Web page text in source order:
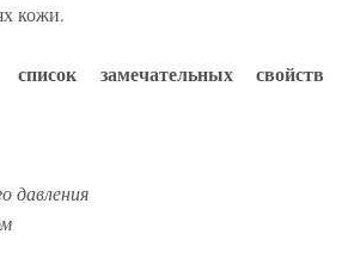
кожи.
замечательных свойств
давления